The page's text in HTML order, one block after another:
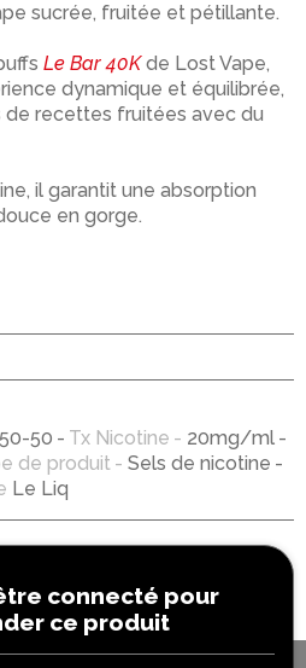
sucrée, fruitée et pétillante.
Le Bar 40Kde Lost Vape,
dynamique et équilibrée,
de recettes fruitées avec du
il garantit une absorption
en gorge.
50-50 Tx Nicotine
20mg/ml
de produit
Sels de nicotine
Le Liq
connecté pour
ce produit